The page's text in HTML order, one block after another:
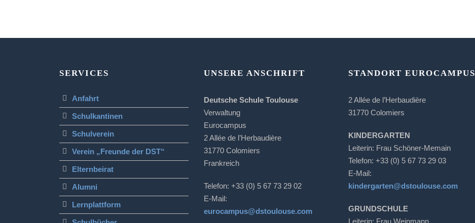
SERVICES
Anfahrt
Schulkantinen
Schulverein
Verein „Freunde der DST“
Elternbeirat
Alumni
Lernplattform
UNSERE ANSCHRIFT
Deutsche Schule Toulouse
Verwaltung
Eurocampus
2 Allée de l’Herbaudière
31770 Colomiers
Frankreich
Telefon: +33 (0) 5 67 73 29 02
E-Mail:
eurocampus@dstoulouse.com
STANDORT EUROCAMPUS
2 Allée de l’Herbaudière
31770 Colomiers
KINDERGARTEN
Leiterin: Frau Schöner-Memain
Telefon: +33 (0) 5 67 73 29 03
E-Mail:
kindergarten@dstoulouse.com
GRUNDSCHULE
Leiterin: Frau Weinmann